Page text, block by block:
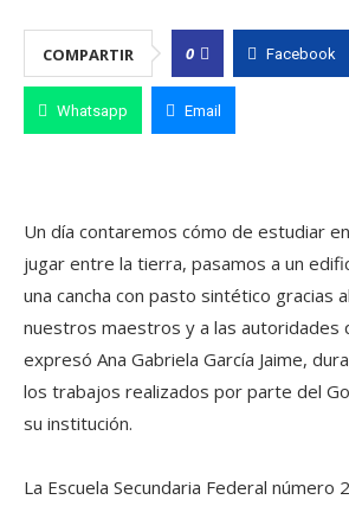
COMPARTIR 0 Facebook
Whatsapp Email
Un día contaremos cómo de estudiar
jugar entre la tierra, pasamos a un
una cancha con pasto sintético gracias
nuestros maestros y a las autoridades
expresó Ana Gabriela García Jaime,
los trabajos realizados por parte del
su institución.
La Escuela Secundaria Federal número